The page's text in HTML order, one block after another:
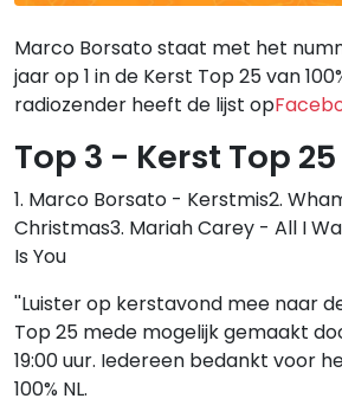
Marco Borsato staat met het
jaar op 1 in de Kerst Top 25 van
radiozender heeft de lijst op
Top 3 - Kerst Top 25
1. Marco Borsato - Kerstmis2.
Christmas3. Mariah Carey - All I
Is You
''Luister op kerstavond mee naar de
Top 25 mede mogelijk gemaakt
19:00 uur. Iedereen bedankt voor
100% NL.